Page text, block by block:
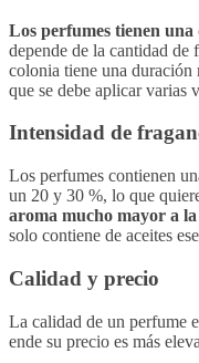
Los perfumes tienen
depende de la cantidad de
colonia tiene una duración
que se debe aplicar varias
Intensidad de
Los perfumes contienen
un 20 y 30 %, lo que
aroma mucho mayor a
solo contiene de aceites
Calidad y precio
La calidad de un perfume
ende su precio es más